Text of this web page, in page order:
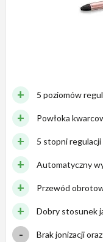
5 poziomów
Powłoka
5 stopni
Automatyczny
Przewód
Dobry stosunek
Brak jonizacji